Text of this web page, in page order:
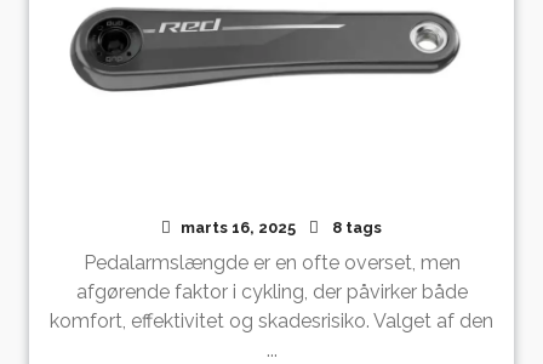
marts 16, 2025 8 tags
Pedalarmslængde er en ofte overset, men
afgørende faktor i cykling, der påvirker både
komfort, effektivitet og skadesrisiko. Valget af den
...